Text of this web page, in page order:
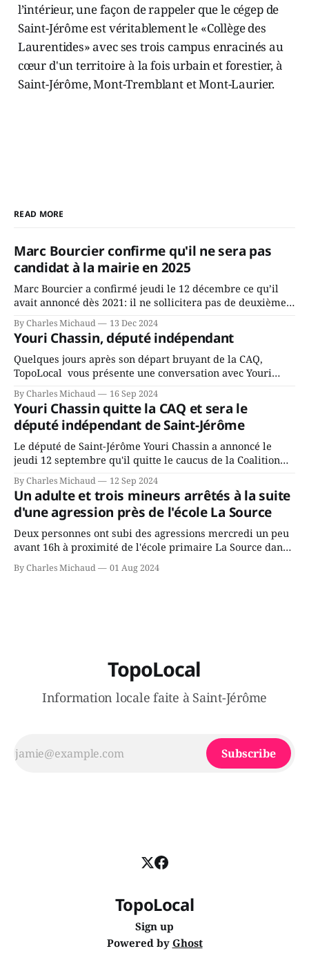
l’intérieur, une façon de rappeler que le cégep de
Saint-Jérôme est véritablement le «Collège des
Laurentides» avec ses trois campus enracinés au
cœur d'un territoire à la fois urbain et forestier, à
Saint-Jérôme, Mont-Tremblant et Mont-Laurier.
READ MORE
Marc Bourcier confirme qu'il ne sera pas
candidat à la mairie en 2025
Marc Bourcier a confirmé jeudi le 12 décembre ce qu’il
avait annoncé dès 2021: il ne sollicitera pas de deuxième
mandat à titre de maire de Saint-Jérôme. Bourcier en a
fait l’annonce en s’adressant aux employés de la ville,
rassemblés en soirée pour leur traditionnel souper
By Charles Michaud 13 Dec 2024
Youri Chassin, député indépendant
Quelques jours après son départ bruyant de la CAQ,
TopoLocal vous présente une conversation avec Youri
Chassin. Nous avons causé de sa décision. Y songeait-il
depuis longtemps? Sera-t-il candidat indépendant dans 2
ans? Joindrait-il un autre parti, par exemple les
conservateurs d’Éric Duhaime? Que lui
By Charles Michaud 16 Sep 2024
Youri Chassin quitte la CAQ et sera le
député indépendant de Saint-Jérôme
Le député de Saint-Jérôme Youri Chassin a annoncé le
jeudi 12 septembre qu'il quitte le caucus de la Coalition
Avenir Québec de François Legault parce qu'il est déçu du
gouvernement de la CAQ, surtout de son incapacité, qu'il
juge chronique, à offrir des
By Charles Michaud 12 Sep 2024
Un adulte et trois mineurs arrêtés à la suite
d'une agression près de l'école La Source
Deux personnes ont subi des agressions mercredi un peu
avant 16h à proximité de l'école primaire La Source dans
le secteur Bellefeuille de Saint-Jérôme. L'une de deux
victimes aurait été écrasée sous un véhicule et aspergée
By Charles Michaud 01 Aug 2024
TopoLocal
Information locale faite à Saint-Jérôme
Subscribe
TopoLocal
Sign up
Powered by Ghost